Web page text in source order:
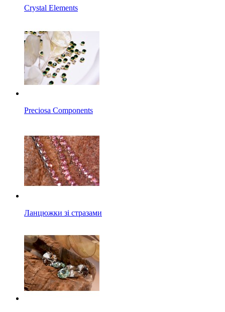
Crystal Elements
Preciosa Components
Ланцюжки зі стразами